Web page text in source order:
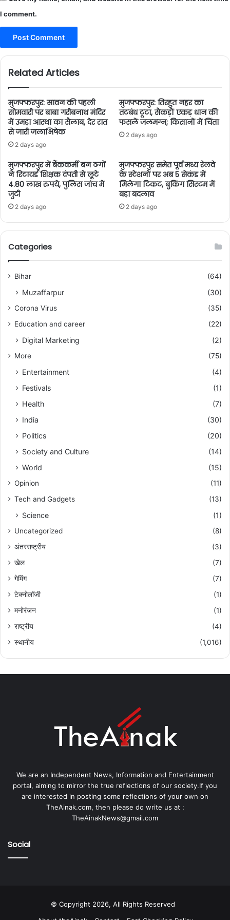
I comment.
Related Articles
मुजफ्फरपुर: सावन की पहली
सोमवारी पर बाबा गरीबनाथ मंदिर
में उमड़ा आस्था का सैलाब, देर रात
से जारी जलाभिषेक
2 days ago
मुजफ्फरपुर: तिरहुत नहर का
तटबंध टूटा, सैकड़ों एकड़ धान की
फसलें जलमग्न; किसानों में चिंता
2 days ago
मुजफ्फरपुर में बैंककर्मी बन ठगों
ने रिटायर्ड शिक्षक दंपती से लूटे
4.80 लाख रुपये, पुलिस जांच में
जुटी
2 days ago
मुजफ्फरपुर समेत पूर्व मध्य रेलवे
के स्टेशनों पर अब 5 सेकंड में
मिलेगा टिकट, बुकिंग सिस्टम में
बड़ा बदलाव
2 days ago
Categories
Bihar (64)
Muzaffarpur (30)
Corona Virus
(35)
Education and career
(22)
Digital Marketing (2)
More (75)
Entertainment
(4)
Festivals
(1)
Health
(7)
India
(30)
Politics
(20)
Society and Culture
(14)
World
(15)
Opinion
(11)
Tech and Gadgets
(13)
Science (1)
Uncategorized
(8)
अंतरराष्ट्रीय
(3)
खेल
(7)
गेमिंग
(7)
टेक्नोलॉजी
(1)
मनोरंजन
(1)
राष्ट्रीय
(4)
स्थानीय
(1,016)
We are an Independent News, Information and Entertainment
portal, aiming to mirror the true reflections of our society.If you
are interested in posting some reflections of your own on
TheAinak.com, then please do write us at :
TheAinakNews@gmail.com
Social
© Copyright 2026, All Rights Reserved